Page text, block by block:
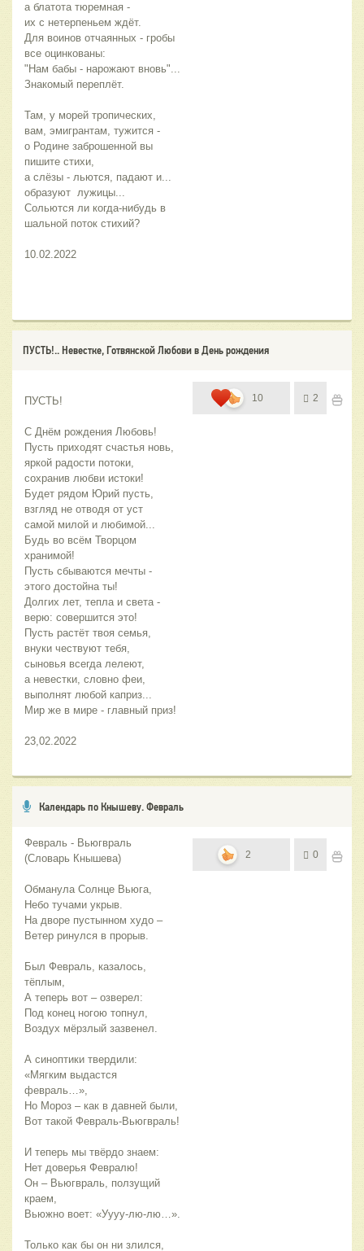
а блатота тюремная -
их с нетерпеньем ждёт.
Для воинов отчаянных - гробы
все оцинкованы:
Знакомый переплёт.
Там, у морей тропических,
вам, эмигрантам, тужится -
о Родине заброшенной вы
пишите стихи,
а слёзы - льются, падают и...
образуют  лужицы...
Сольются ли когда-нибудь в
шальной поток стихий?
10.02.2022
ПУСТЬ!.. Невестке, Готвянской Любови в День рождения
ПУСТЬ!
С Днём рождения Любовь!
Пусть приходят счастья новь,
яркой радости потоки,
сохранив любви истоки!
Будет рядом Юрий пусть,
взгляд не отводя от уст
самой милой и любимой...
Будь во всём Творцом
хранимой!
Пусть сбываются мечты -
этого достойна ты!
Долгих лет, тепла и света -
верю: совершится это!
Пусть растёт твоя семья,
внуки чествуют тебя,
сыновья всегда лелеют,
а невестки, словно феи,
выполнят любой каприз...
Мир же в мире - главный приз!
23,02.2022
10 2
Календарь по Кнышеву. Февраль
Февраль - Вьюгвраль
(Словарь Кнышева)
Обманула Солнце Вьюга,
Небо тучами укрыв.
На дворе пустынном худо –
Ветер ринулся в прорыв.
Был Февраль, казалось,
тёплым,
А теперь вот – озверел:
Под конец ногою топнул,
Воздух мёрзлый зазвенел.
А синоптики твердили:
«Мягким выдастся
февраль…»,
Но Мороз – как в давней были,
Вот такой Февраль-Вьюгвраль!
И теперь мы твёрдо знаем:
Нет доверья Февралю!
Он – Вьюгвраль, ползущий
краем,
Вьюжно воет: «Уууу-лю-лю…».
Только как бы он ни злился,
2 0